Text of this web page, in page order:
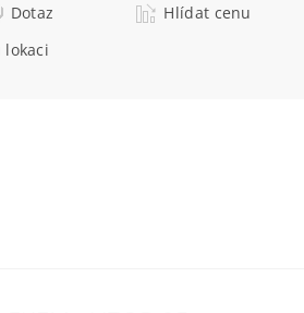
Dotaz
Hlídat cenu
lokaci